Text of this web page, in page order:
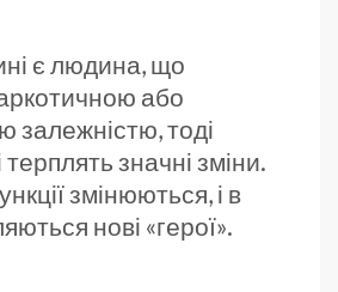
є людина, що
або
залежністю, тоді
терплять значні зміни.
змінюються, і в
нові «герої».